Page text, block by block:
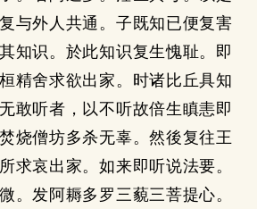
与外人共通。子既知已便复害
知识。於此知识复生愧耻。即
精舍求欲出家。时诸比丘具知
敢听者，以不听故倍生瞋恚即
烧僧坊多杀无辜。然後复往王
求哀出家。如来即听说法要。
。发阿耨多罗三藐三菩提心。